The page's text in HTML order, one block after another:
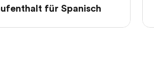
für Spanisch